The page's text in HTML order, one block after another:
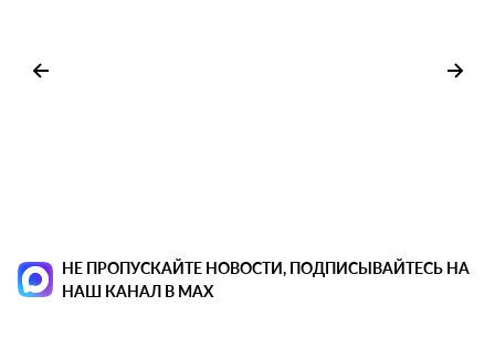
НЕ ПРОПУСКАЙТЕ НОВОСТИ, ПОДПИСЫВАЙТЕСЬ НА
НАШ КАНАЛ В MAX